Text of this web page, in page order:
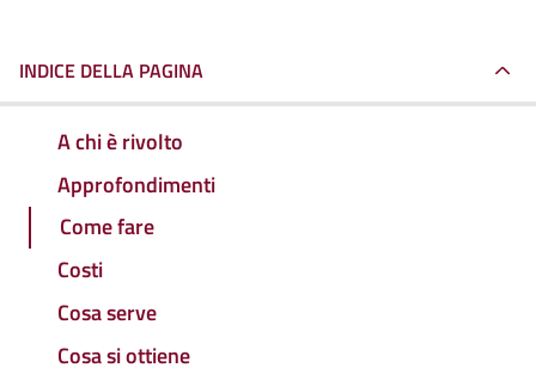
INDICE DELLA PAGINA
A chi è rivolto
Approfondimenti
Come fare
Costi
Cosa serve
Cosa si ottiene